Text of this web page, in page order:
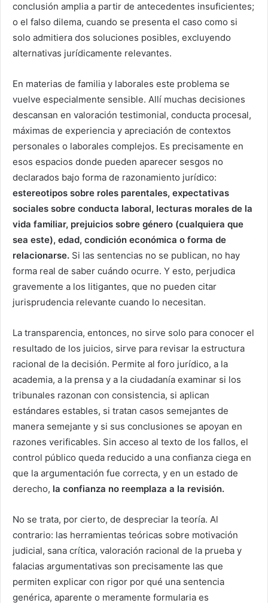
conclusión amplia a partir de antecedentes insuficientes;
o el falso dilema, cuando se presenta el caso como si
solo admitiera dos soluciones posibles, excluyendo
alternativas jurídicamente relevantes.
En materias de familia y laborales este problema se
vuelve especialmente sensible. Allí muchas decisiones
descansan en valoración testimonial, conducta procesal,
máximas de experiencia y apreciación de contextos
personales o laborales complejos. Es precisamente en
esos espacios donde pueden aparecer sesgos no
declarados bajo forma de razonamiento jurídico:
estereotipos sobre roles parentales, expectativas
sociales sobre conducta laboral, lecturas morales de la
vida familiar, prejuicios sobre género (cualquiera que
sea este), edad, condición económica o forma de
relacionarse. Si las sentencias no se publican, no hay
forma real de saber cuándo ocurre. Y esto, perjudica
gravemente a los litigantes, que no pueden citar
jurisprudencia relevante cuando lo necesitan.
La transparencia, entonces, no sirve solo para conocer el
resultado de los juicios, sirve para revisar la estructura
racional de la decisión. Permite al foro jurídico, a la
academia, a la prensa y a la ciudadanía examinar si los
tribunales razonan con consistencia, si aplican
estándares estables, si tratan casos semejantes de
manera semejante y si sus conclusiones se apoyan en
razones verificables. Sin acceso al texto de los fallos, el
control público queda reducido a una confianza ciega en
que la argumentación fue correcta, y en un estado de
derecho, la confianza no reemplaza a la revisión.
No se trata, por cierto, de despreciar la teoría. Al
contrario: las herramientas teóricas sobre motivación
judicial, sana crítica, valoración racional de la prueba y
falacias argumentativas son precisamente las que
permiten explicar con rigor por qué una sentencia
genérica, aparente o meramente formularia es